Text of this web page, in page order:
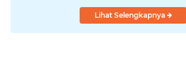
Lihat Selengkapnya